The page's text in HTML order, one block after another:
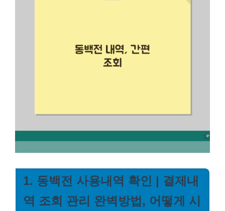
1. 동백전 사용내역 확인 | 결제내
역 조회 관리 완벽방법, 어떻게 시